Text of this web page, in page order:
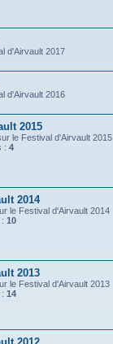
d'Airvault 2017
d'Airvault 2016
2015
le Festival d'Airvault 2015
: 4
2014
le Festival d'Airvault 2014
10
2013
le Festival d'Airvault 2013
14